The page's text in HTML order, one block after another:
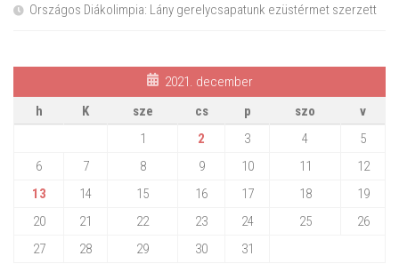
Országos Diákolimpia: Lány gerelycsapatunk ezüstérmet szerzett
2021. december
h
K sze cs p szo
v
1
2 3 4
5
6
7 8 9 10 11
12
13
14 15 16 17 18
19
20
21 22 23 24 25
26
27
28 29 30
31